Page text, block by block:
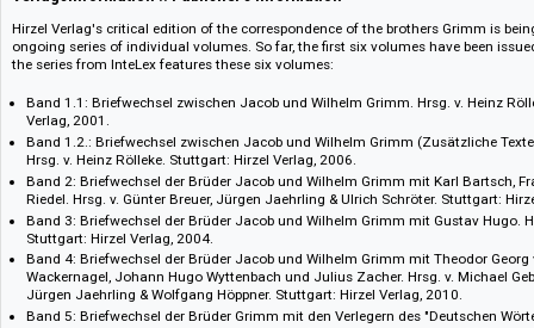
Hirzel Verlag's critical edition of the correspondence of the brothers
ongoing series of individual volumes. So far, the first six volumes have
the series from InteLex features these six volumes:
Band 1.1: Briefwechsel zwischen Jacob und Wilhelm Grimm. Hrsg. v.
Verlag, 2001.
Band 1.2.: Briefwechsel zwischen Jacob und Wilhelm Grimm
Hrsg. v. Heinz Rölleke. Stuttgart: Hirzel Verlag, 2006.
Band 2: Briefwechsel der Brüder Jacob und Wilhelm Grimm mit Karl
Riedel. Hrsg. v. Günter Breuer, Jürgen Jaehrling & Ulrich Schröter.